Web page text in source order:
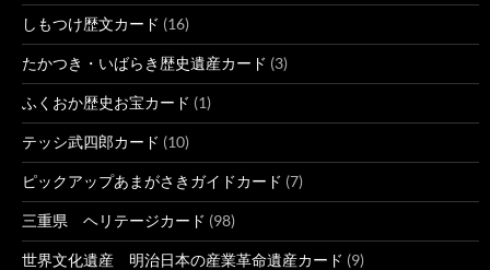
しもつけ歴文カード (16)
たかつき・いばらき歴史遺産カード (3)
ふくおか歴史お宝カード (1)
テッシ武四郎カード (10)
ピックアップあまがさきガイドカード (7)
三重県 ヘリテージカード (98)
世界文化遺産 明治日本の産業革命遺産カード (9)